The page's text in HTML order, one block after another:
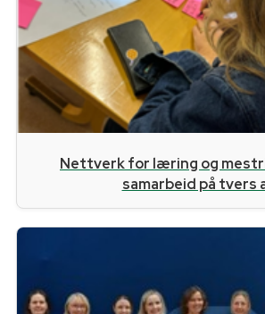
Nettverk for læring og
samarbeid på tvers